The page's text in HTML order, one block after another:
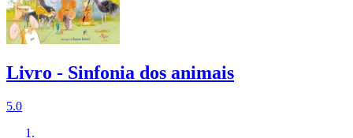
Livro - Sinfonia dos animais
5.0